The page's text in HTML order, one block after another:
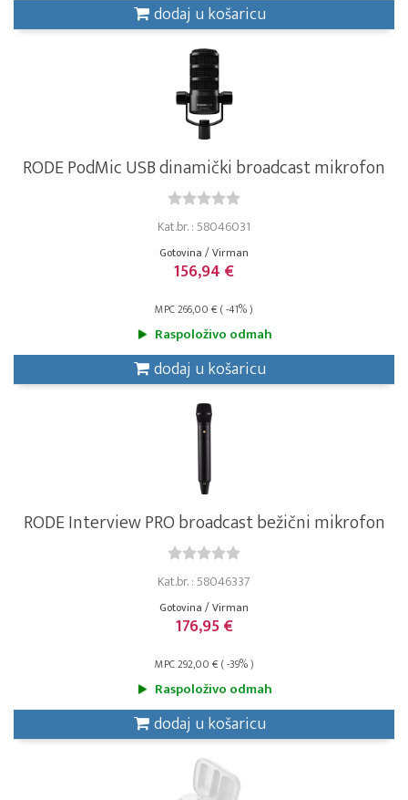
dodaj u košaricu
RODE PodMic USB dinamički broadcast mikrofon
Kat.br. : 58046031
Gotovina / Virman
156,94 €
MPC 266,00 € ( -41% )
Raspoloživo odmah
dodaj u košaricu
RODE Interview PRO broadcast bežični mikrofon
Kat.br. : 58046337
Gotovina / Virman
176,95 €
MPC 292,00 € ( -39% )
Raspoloživo odmah
dodaj u košaricu